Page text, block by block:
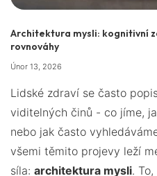
Architektura mysli: kognitivní
rovnováhy
Únor 13, 2026
Lidské zdraví se často
viditelných činů - co jíme,
nebo jak často
všemi těmito projevy leží
síla: architektura mysli.